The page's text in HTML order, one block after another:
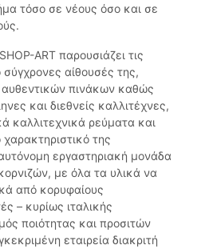
τόσο σε νέους όσο και σε
ART παρουσιάζει τις
σύγχρονες αίθουσές της,
πινάκων καθώς
και διεθνείς καλλιτέχνες,
καλλιτεχνικά ρεύματα και
της
εργαστηριακή μονάδα
με όλα τα υλικά να
από κορυφαίους
– κυρίως ιταλικής
ποιότητας και προσιτών
εταιρεία διακριτή